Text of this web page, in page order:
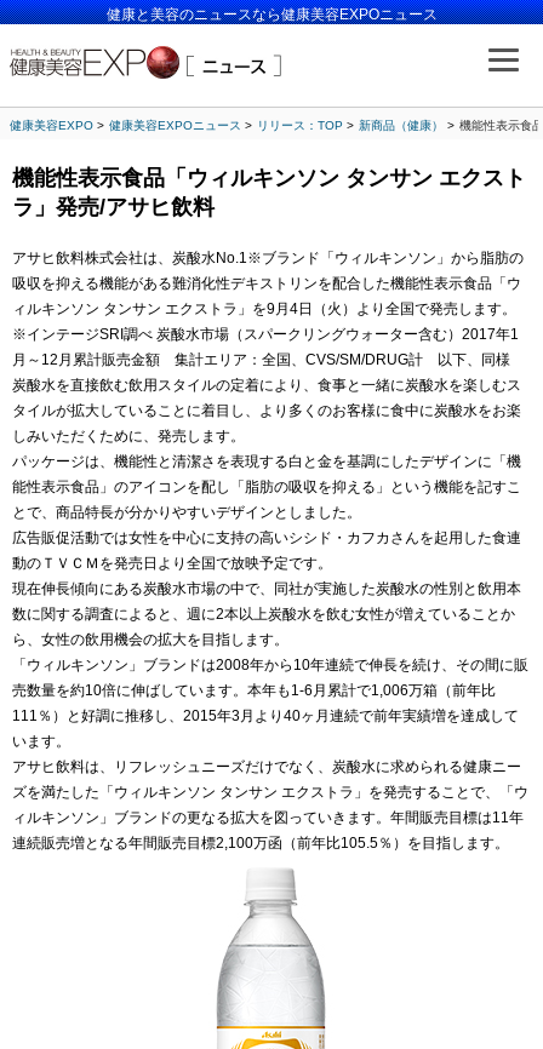
健康と美容のニュースなら健康美容EXPOニュース
健康美容EXPO 健康美容EXPOニュース リリース：TOP 新商品（健康） 機能性表示食
機能性表示食品「ウィルキンソン タンサン エクスト
ラ」発売/アサヒ飲料
アサヒ飲料株式会社は、炭酸水No.1※ブランド「ウィルキンソン」から脂肪の
吸収を抑える機能がある難消化性デキストリンを配合した機能性表示食品「ウ
ィルキンソン タンサン エクストラ」を9月4日（火）より全国で発売します。
※インテージSRI調べ 炭酸水市場（スパークリングウォーター含む）2017年1
月～12月累計販売金額 集計エリア：全国、CVS/SM/DRUG計 以下、同様
炭酸水を直接飲む飲用スタイルの定着により、食事と一緒に炭酸水を楽しむス
タイルが拡大していることに着目し、より多くのお客様に食中に炭酸水をお楽
しみいただくために、発売します。
パッケージは、機能性と清潔さを表現する白と金を基調にしたデザインに「機
能性表示食品」のアイコンを配し「脂肪の吸収を抑える」という機能を記すこ
とで、商品特長が分かりやすいデザインとしました。
広告販促活動では女性を中心に支持の高いシシド・カフカさんを起用した食連
動のＴＶＣＭを発売日より全国で放映予定です。
現在伸長傾向にある炭酸水市場の中で、同社が実施した炭酸水の性別と飲用本
数に関する調査によると、週に2本以上炭酸水を飲む女性が増えていることか
ら、女性の飲用機会の拡大を目指します。
「ウィルキンソン」ブランドは2008年から10年連続で伸長を続け、その間に販
売数量を約10倍に伸ばしています。本年も1-6月累計で1,006万箱（前年比
111％）と好調に推移し、2015年3月より40ヶ月連続で前年実績増を達成して
います。
アサヒ飲料は、リフレッシュニーズだけでなく、炭酸水に求められる健康ニー
ズを満たした「ウィルキンソン タンサン エクストラ」を発売することで、「ウ
ィルキンソン」ブランドの更なる拡大を図っていきます。年間販売目標は11年
連続販売増となる年間販売目標2,100万函（前年比105.5％）を目指します。